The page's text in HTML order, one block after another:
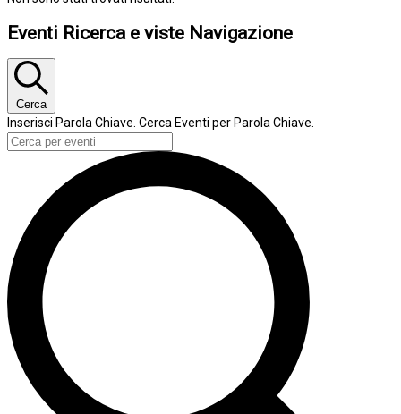
Eventi Ricerca e viste Navigazione
Cerca
Inserisci Parola Chiave. Cerca Eventi per Parola Chiave.